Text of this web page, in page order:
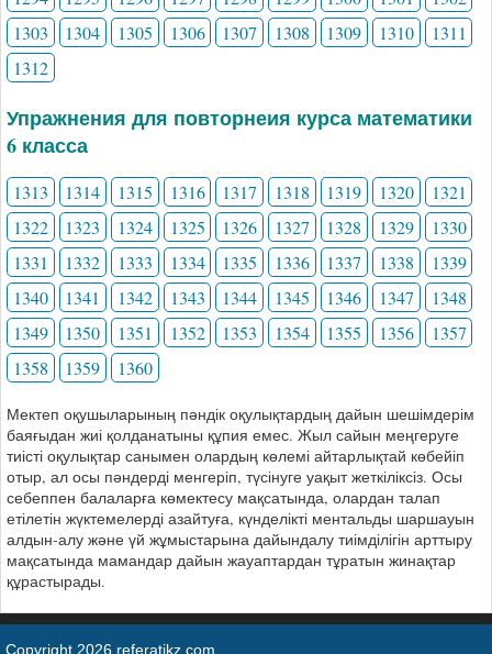
1303
1304 1305 1306 1307 1308 1309 1310
1311
1312
Упражнения для повторнеия курса математики
6 класса
1313 1314 1315 1316 1317 1318 1319 1320
1321
1322
1323 1324 1325 1326 1327 1328 1329
1330
1331
1332 1333 1334 1335 1336 1337 1338
1339
1340
1341 1342 1343 1344 1345 1346 1347
1348
1349
1350 1351 1352 1353 1354 1355 1356
1357
1358
1359 1360
Мектеп оқушыларының пәндік оқулықтардың дайын шешімдерім
баяғыдан жиі қолданатыны құпия емес. Жыл сайын меңгеруге
тиісті оқулықтар санымен олардың көлемі айтарлықтай көбейіп
отыр, ал осы пәндерді менгеріп, түсінуге уақыт жеткіліксіз. Осы
себеппен балаларға көмектесу мақсатында, олардан талап
етілетін жүктемелерді азайтуға, күнделікті ментальды шаршауын
алдын-алу және үй жұмыстарына дайындалу тиімділігін арттыру
мақсатында мамандар дайын жауаптардан тұратын жинақтар
құрастырады.
Copyright 2026 referatikz.com